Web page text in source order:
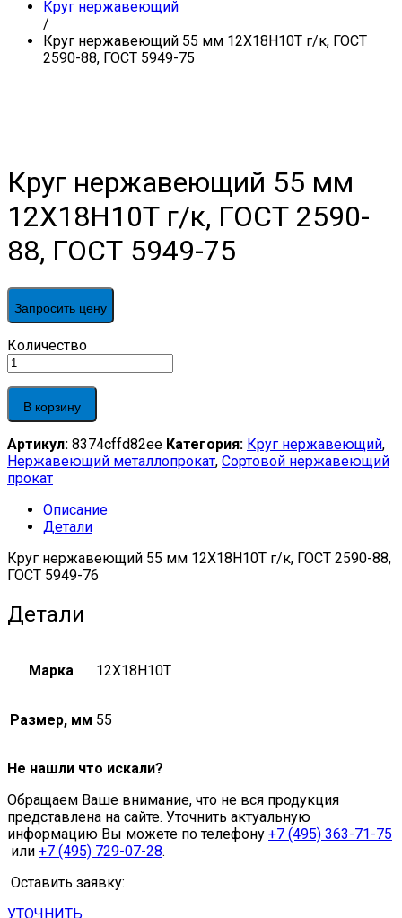
Круг нержавеющий
/
Круг нержавеющий 55 мм 12Х18Н10Т г/к, ГОСТ
2590-88, ГОСТ 5949-75
Круг нержавеющий 55 мм
12Х18Н10Т г/к, ГОСТ 2590-
88, ГОСТ 5949-75
Запросить цену
Круг
нержавеющий
55
мм
12Х18Н10Т
к,
ГОСТ
2590-
ГОСТ
5949-
75
quantity
Количество
В корзину
Артикул: 8374cffd82ee Категория: Круг нержавеющий,
Нержавеющий металлопрокат, Сортовой нержавеющий
прокат
Описание
Детали
Круг нержавеющий 55 мм 12Х18Н10Т г/к, ГОСТ 2590-88,
ГОСТ 5949-76
Детали
Марка 12Х18Н10Т
Размер, мм 55
Не нашли что искали?
Обращаем Ваше внимание, что не вся продукция
представлена на сайте. Уточнить актуальную
информацию Вы можете по телефону +7 (495) 363-71-75
или +7 (495) 729-07-28.
Оставить заявку:
УТОЧНИТЬ